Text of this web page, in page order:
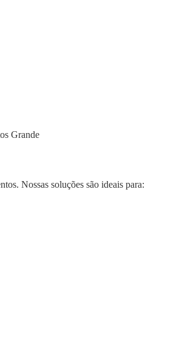
Nossas soluções são ideais para: